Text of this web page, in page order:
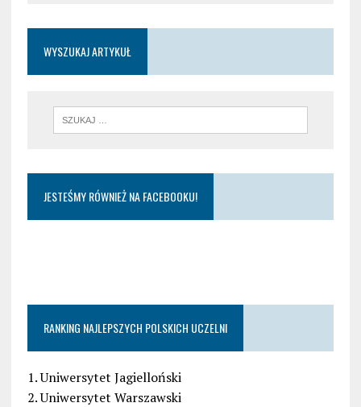
WYSZUKAJ ARTYKUŁ
JESTEŚMY RÓWNIEŻ NA FACEBOOKU!
RANKING NAJLEPSZYCH POLSKICH UCZELNI
1. Uniwersytet Jagielloński
2. Uniwersytet Warszawski